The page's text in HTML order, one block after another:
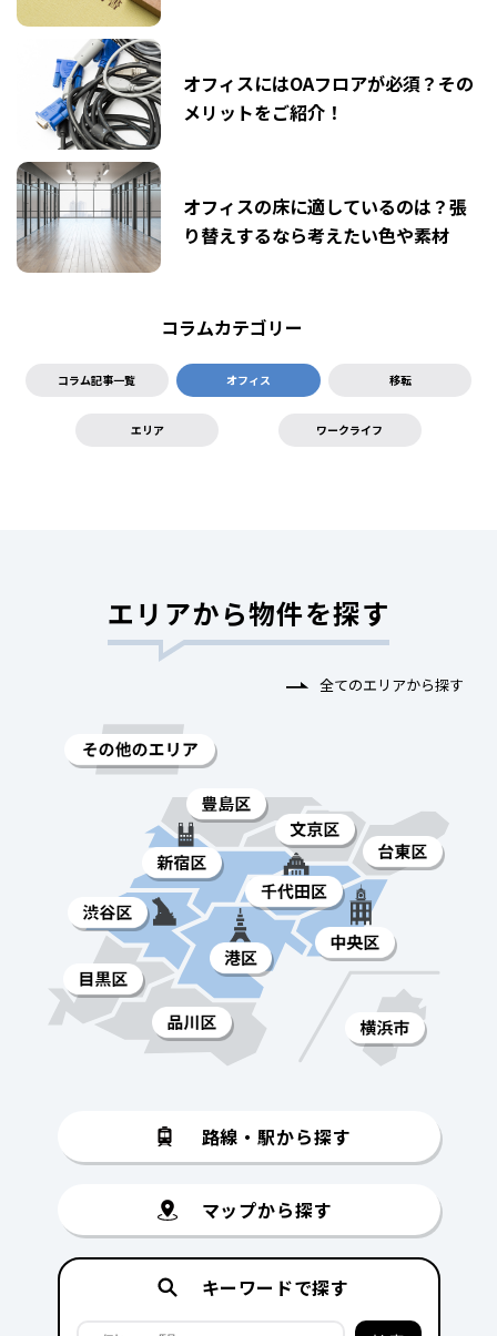
オフィスにはOAフロアが必須？その
メリットをご紹介！
オフィスの床に適しているのは？張
り替えするなら考えたい色や素材
コラムカテゴリー
コラム記事一覧 オフィス 移転
エリア ワークライフ
エリアから物件を探す
全てのエリアから探す
路線・駅から探す
マップから探す
キーワードで探す